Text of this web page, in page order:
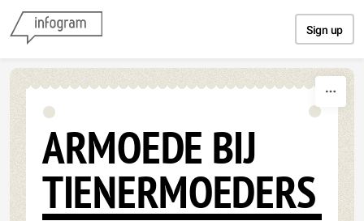
Sign up
ARMOEDE BIJ
TIENERMOEDERS